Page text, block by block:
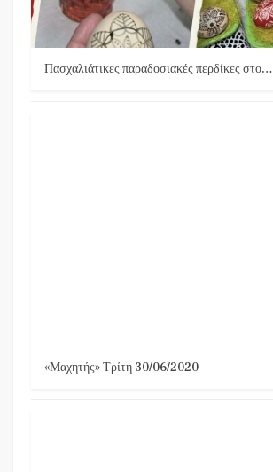
Πασχαλιάτικες παραδοσιακές περδίκες στο…
«Μαχητής» Τρίτη 30/06/2020